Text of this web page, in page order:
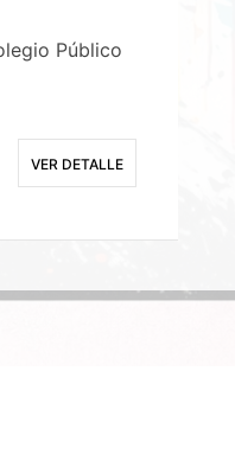
Público
VER DETALLE